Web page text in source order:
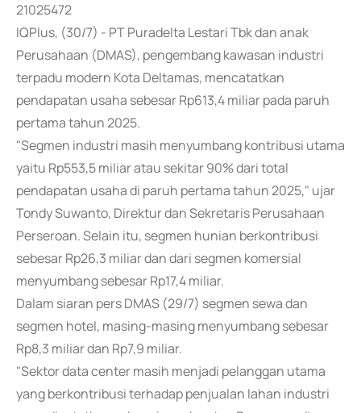
21025472
IQPlus, (30/7) - PT Puradelta Lestari Tbk dan anak
Perusahaan (DMAS), pengembang kawasan industri
terpadu modern Kota Deltamas, mencatatkan
pendapatan usaha sebesar Rp613,4 miliar pada paruh
pertama tahun 2025.
"Segmen industri masih menyumbang kontribusi utama
yaitu Rp553,5 miliar atau sekitar 90% dari total
pendapatan usaha di paruh pertama tahun 2025," ujar
Tondy Suwanto, Direktur dan Sekretaris Perusahaan
Perseroan. Selain itu, segmen hunian berkontribusi
sebesar Rp26,3 miliar dan dari segmen komersial
menyumbang sebesar Rp17,4 miliar.
Dalam siaran pers DMAS (29/7) segmen sewa dan
segmen hotel, masing-masing menyumbang sebesar
Rp8,3 miliar dan Rp7,9 miliar.
"Sektor data center masih menjadi pelanggan utama
yang berkontribusi terhadap penjualan lahan industri